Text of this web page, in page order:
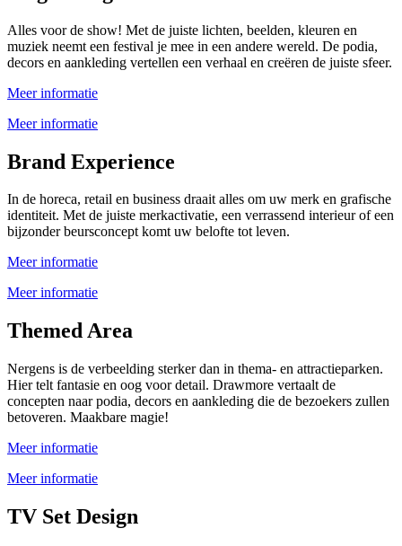
Alles voor de show! Met de juiste lichten, beelden, kleuren en
muziek neemt een festival je mee in een andere wereld. De podia,
decors en aankleding vertellen een verhaal en creëren de juiste sfeer.
Meer informatie
Meer informatie
Brand Experience
In de horeca, retail en business draait alles om uw merk en grafische
identiteit. Met de juiste merkactivatie, een verrassend interieur of een
bijzonder beursconcept komt uw belofte tot leven.
Meer informatie
Meer informatie
Themed Area
Nergens is de verbeelding sterker dan in thema- en attractieparken.
Hier telt fantasie en oog voor detail. Drawmore vertaalt de
concepten naar podia, decors en aankleding die de bezoekers zullen
betoveren. Maakbare magie!
Meer informatie
Meer informatie
TV Set Design